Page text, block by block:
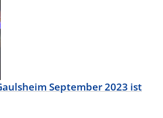
September 2023 ist